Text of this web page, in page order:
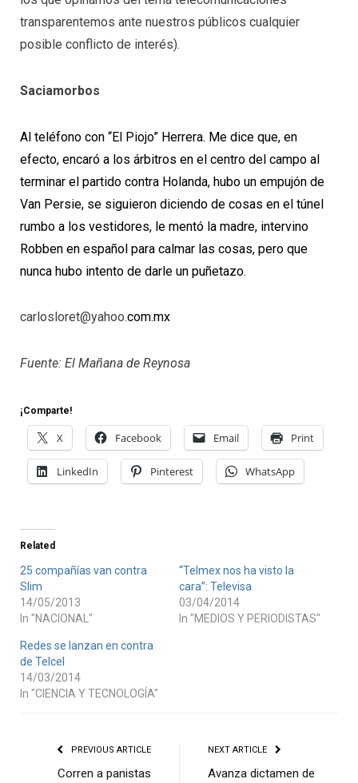
transparentemos ante nuestros públicos cualquier
posible conflicto de interés).
Saciamorbos
Al teléfono con “El Piojo” Herrera. Me dice que, en
efecto, encaró a los árbitros en el centro del campo al
terminar el partido contra Holanda, hubo un empujón de
Van Persie, se siguieron diciendo de cosas en el túnel
rumbo a los vestidores, le mentó la madre, intervino
Robben en español para calmar las cosas, pero que
nunca hubo intento de darle un puñetazo.
carlosloret@yahoo.com.mx
Fuente: El Mañana de Reynosa
¡Comparte!
X Facebook Email Print
LinkedIn Pinterest WhatsApp
Related
25 compañías van contra
Slim
14/05/2013
In "NACIONAL"
“Telmex nos ha visto la
cara”: Televisa
03/04/2014
In "MEDIOS Y PERIODISTAS"
Redes se lanzan en contra
de Telcel
14/03/2014
In "CIENCIA Y TECNOLOGÍA"
PREVIOUS ARTICLE
Corren a panistas
NEXT ARTICLE
Avanza dictamen de